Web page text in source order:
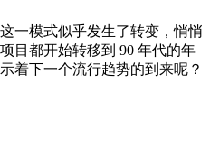
模式似乎发生了转变，悄悄
目都开始转移到 90 年代的年
着下一个流行趋势的到来呢？